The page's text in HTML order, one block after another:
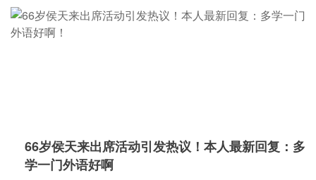
66岁侯天来出席活动引发热议！本人最新回复：多
学一门外语好啊